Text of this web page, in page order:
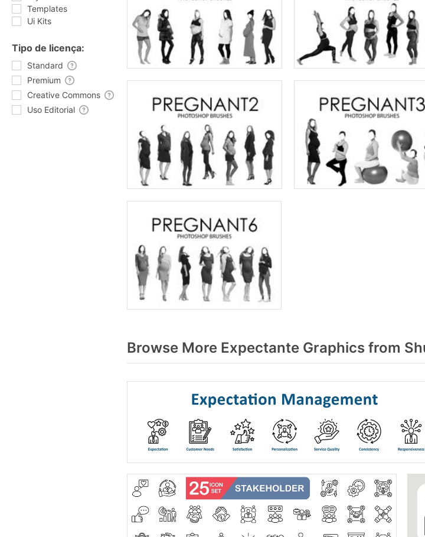
Templates
Ui Kits
Tipo de licença:
Standard
Premium
Creative Commons
Uso Editorial
Browse More Expectante Graphics from